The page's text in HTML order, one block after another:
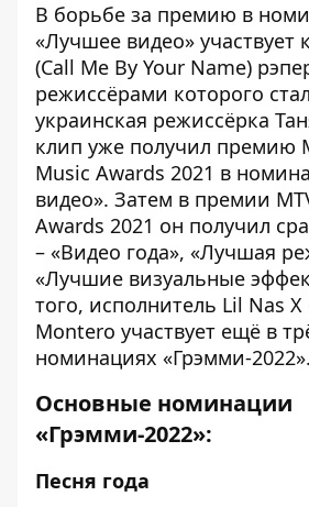
В борьбе за премию в
«Лучшее видео» участвует
(Call Me By Your Name)
режиссёрами которого
украинская режиссёрка
клип уже получил премию
Music Awards 2021 в
видео». Затем в премии
Awards 2021 он получил
– «Видео года», «Лучшая
«Лучшие визуальные
того, исполнитель Lil Nas X
Montero участвует ещё в
номинациях «Грэмми-2022».
Основные номинации
«Грэмми-2022»:
Песня года